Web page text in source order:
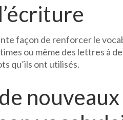
façon de renforcer le
ou même des lettres à
qu’ils ont utilisés.